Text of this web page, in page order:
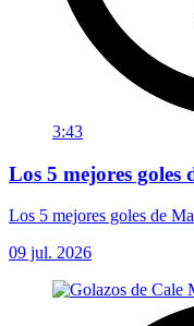
3:43
Los 5 mejores goles
Los 5 mejores goles de
09 jul. 2026